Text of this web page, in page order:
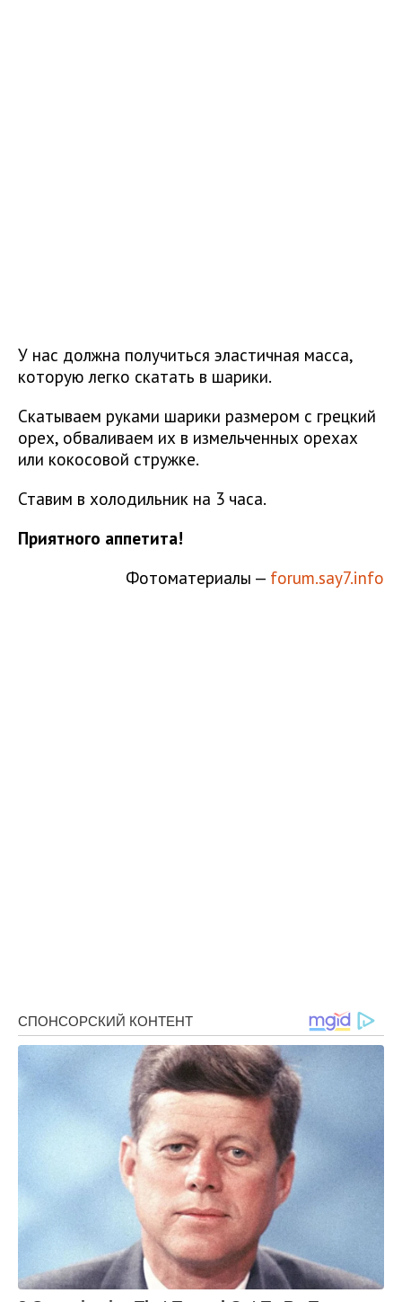
У нас должна получиться эластичная масса,
которую легко скатать в шарики.
Скатываем руками шарики размером с грецкий
орех, обваливаем их в измельченных орехах
или кокосовой стружке.
Ставим в холодильник на 3 часа.
Приятного аппетита!
Фотоматериалы — forum.say7.info